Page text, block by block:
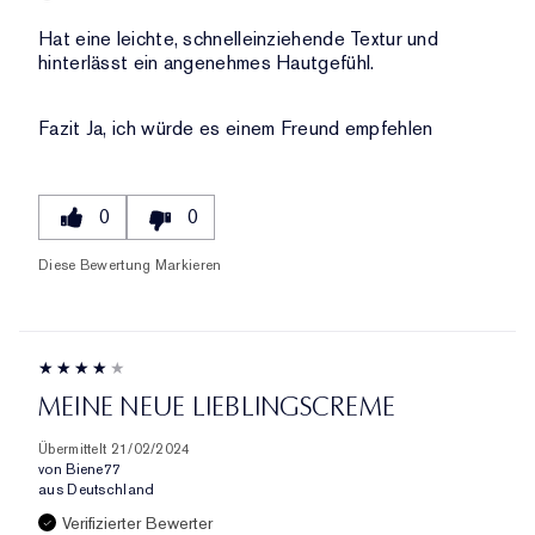
BEWERTUNGEN
Hat eine leichte, schnelleinziehende Textur und
hinterlässt ein angenehmes Hautgefühl.
Fazit Ja, ich würde es einem Freund empfehlen
0 0
Diese Bewertung Markieren
MEINE NEUE LIEBLINGSCREME
Übermittelt 21/02/2024
von Biene77
aus Deutschland
Verifizierter Bewerter